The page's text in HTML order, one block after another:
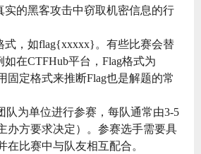
实的黑客攻击中窃取机密信息的行
式，如flag{xxxxx}。有些比赛会替
如在CTFHub平台，Flag格式为
固定格式来推断Flag也是解题的常
队为单位进行参赛，每队通常由3-5
办方要求决定）。参赛选手需要具
在比赛中与队友相互配合。